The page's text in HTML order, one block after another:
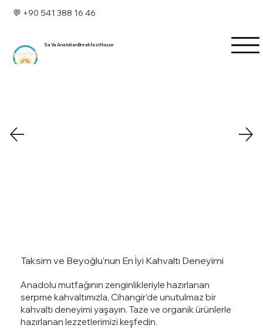
💬 +90 541 388 16 46
Sa Va Anatolian Breakfast House
Taksim ve Beyoğlu'nun En İyi Kahvaltı Deneyimi
Anadolu mutfağının zenginlikleriyle hazırlanan
serpme kahvaltımızla, Cihangir'de unutulmaz bir
kahvaltı deneyimi yaşayın. Taze ve organik ürünlerle
hazırlanan lezzetlerimizi keşfedin.